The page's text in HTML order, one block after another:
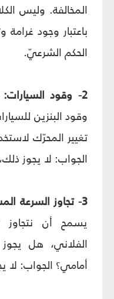
المخالفة. وليس
باعتبار وجود غرامة
الحكم الشرعيّ.
2- وقود السيارات:
وقود البنزين
تغيير المحرّك
الجواب: لا يجوز
3- تجاوز السرعة المسموح بها:
يسمح أن
الفلاني، هل يجوز
أمامي؟ الجواب: لا